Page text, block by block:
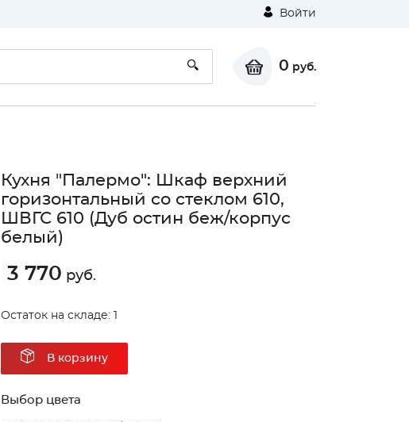
Войти
0 руб.
Кухня "Палермо": Шкаф верхний
горизонтальный со стеклом 610,
ШВГС 610 (Дуб остин беж/корпус
белый)
3 770 руб.
Остаток на складе: 1
В корзину
Выбор цвета